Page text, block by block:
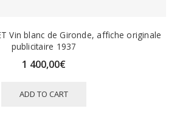
Vin blanc de Gironde, affiche originale
publicitaire 1937
1 400,00€
ADD TO CART